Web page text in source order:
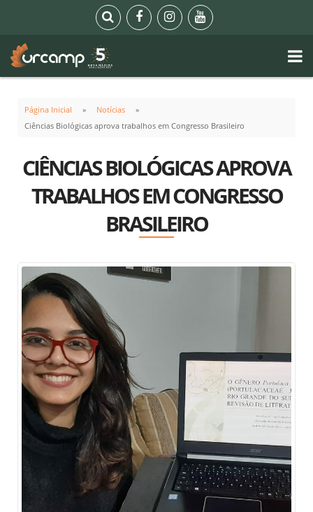
Página Inicial
Notícias
Ciências Biológicas aprova trabalhos em Congresso Brasileiro
CIÊNCIAS BIOLÓGICAS APROVA
TRABALHOS EM CONGRESSO
BRASILEIRO